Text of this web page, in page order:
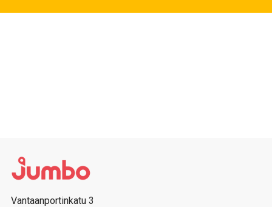
Vantaanportinkatu 3